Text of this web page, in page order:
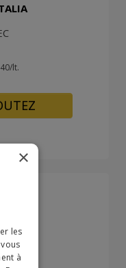
lt.
×
les
à